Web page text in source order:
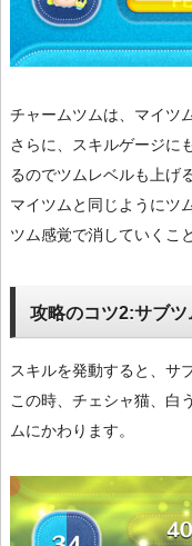
チャームツムは、マイツ
さらに、スキルゲージに
るのでツムレベルも上げ
マイツムと同じようにツ
ツム感覚で消していくこ
攻略のコツ2:サブ
スキルを発動すると、サ
この時、チェシャ猫、白
ムにかわります。